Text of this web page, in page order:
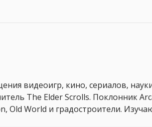
видеоигр, кино, сериалов,
The Elder Scrolls. Поклонник
Old World и градостроители.